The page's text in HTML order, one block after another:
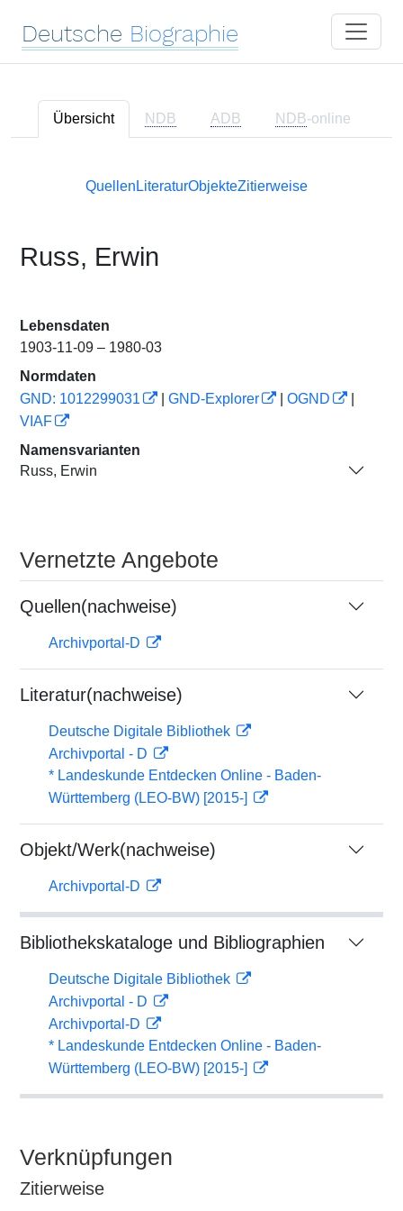
Deutsche Biographie
Übersicht NDB ADB NDB-online
Quellen LiteraturObjekteZitierweise
Russ, Erwin
Lebensdaten
1903-11-09 – 1980-03
Normdaten
GND: 1012299031
GND-Explorer OGND
VIAF
Namensvarianten
Russ, Erwin
Vernetzte Angebote
Quellen(nachweise)
Archivportal-D
Literatur(nachweise)
Deutsche Digitale Bibliothek
Archivportal - D
* Landeskunde Entdecken Online - Baden-
Württemberg (LEO-BW) [2015-]
Objekt/Werk(nachweise)
Archivportal-D
Bibliothekskataloge und Bibliographien
Deutsche Digitale Bibliothek
Archivportal - D
Archivportal-D
* Landeskunde Entdecken Online - Baden-
Württemberg (LEO-BW) [2015-]
Verknüpfungen
Zitierweise